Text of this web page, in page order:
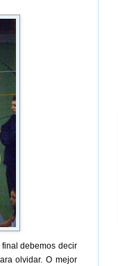
debemos decir
olvidar. O mejor